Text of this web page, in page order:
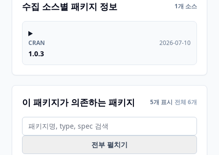
수집 소스별 패키지 정보 1개 소스
CRAN
1.0.3
2026-07-10
이 패키지가 의존하는 패키지 5개 표시 전체 6개
전부 펼치기